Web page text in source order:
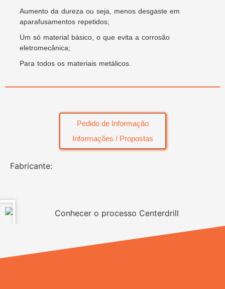
Aumento da dureza ou seja, menos desgaste em
aparafusamentos repetidos;
Um só material básico, o que evita a corrosão
eletromecânica;
Para todos os materiais metálicos.
Pedido de Informação
Informações / Propostas
Fabricante: